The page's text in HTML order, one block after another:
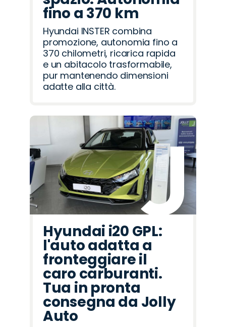
fino a 370 km
Hyundai INSTER combina
promozione, autonomia fino a
370 chilometri, ricarica rapida
e un abitacolo trasformabile,
pur mantenendo dimensioni
adatte alla città.
Hyundai i20 GPL:
l'auto adatta a
fronteggiare il
caro carburanti.
Tua in pronta
consegna da Jolly
Auto